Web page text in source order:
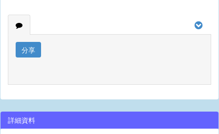
分享
詳細資料